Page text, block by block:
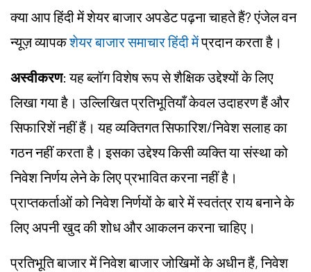
क्या आप हिंदी में शेयर बाजार अपडेट पढ़ना चाहते हैं? एंजेल वन
न्यूज़ व्यापकशेयर बाजार समाचार हिंदी मेंप्रदान करता है।
अस्वीकरण: यह ब्लॉग विशेष रूप से शैक्षिक उद्देश्यों के लिए
लिखा गया है। उल्लिखित प्रतिभूतियाँ केवल उदाहरण हैं और
सिफारिशें नहीं हैं। यह व्यक्तिगत सिफारिश/निवेश सलाह का
गठन नहीं करता है। इसका उद्देश्य किसी व्यक्ति या संस्था को
निवेश निर्णय लेने के लिए प्रभावित करना नहीं है।
प्राप्तकर्ताओं को निवेश निर्णयों के बारे में स्वतंत्र राय बनाने के
लिए अपनी खुद की शोध और आकलन करना चाहिए।
प्रतिभूति बाजार में निवेश बाजार जोखिमों के अधीन हैं, निवेश